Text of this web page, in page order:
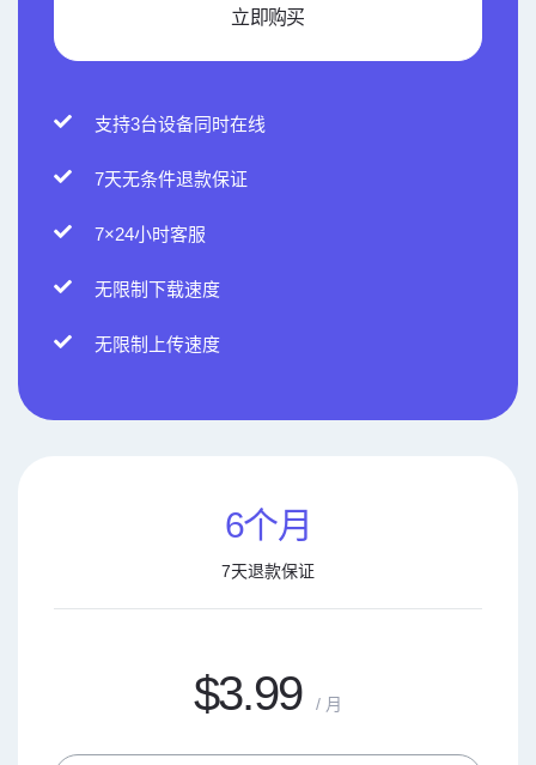
立即购买
支持3台设备同时在线
7天无条件退款保证
7×24小时客服
无限制下载速度
无限制上传速度
6个月
7天退款保证
$3.99 / 月